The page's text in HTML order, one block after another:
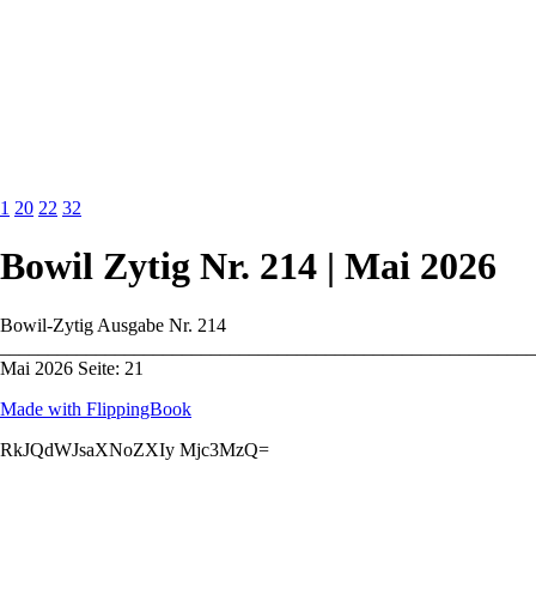
1 20 22 32
Bowil Zytig Nr. 214 | Mai 2026
Bowil-Zytig Ausgabe Nr. 214
Mai 2026 Seite: 21
Made with FlippingBook
RkJQdWJsaXNoZXIy Mjc3MzQ=